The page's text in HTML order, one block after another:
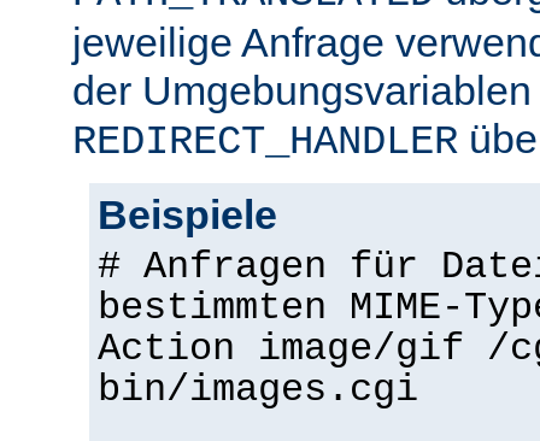
jeweilige Anfrage
der Umgebungsvariablen
REDIRECT_HANDLER
Beispiele
# Anfragen für
bestimmten MIME-
Action image/gif /
bin/images.cgi